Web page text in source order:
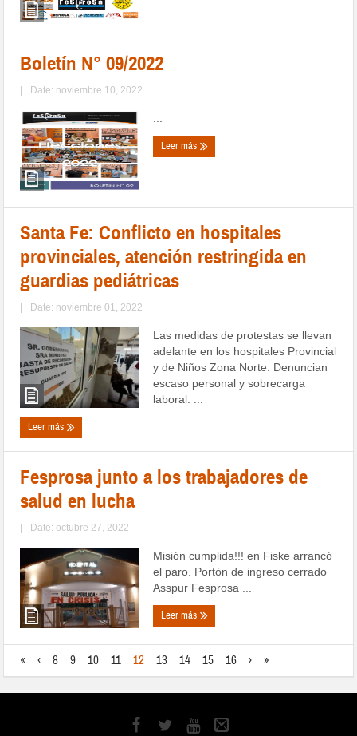
Boletín N° 09/2022
| Date: noviembre 10, 2022
Leer más
Santa Fe: Conflicto en hospitales
provinciales, atención restringida en
guardias pediátricas
| Date: noviembre 01, 2022
Las medidas de protestas se llevan
adelante en los hospitales Provincial
y de Niños Zona Norte. Denuncian
escaso personal y sobrecarga
laboral. ...
Leer más
Fesprosa junto a los trabajadores de
salud en lucha
| Date: octubre 27, 2022
Misión cumplida!!! en Fiske arrancó
el paro. Portón de ingreso cerrado
Asspur Fesprosa ...
Leer más
« ‹ 8 9 10 11 12 13 14 15 16 › »